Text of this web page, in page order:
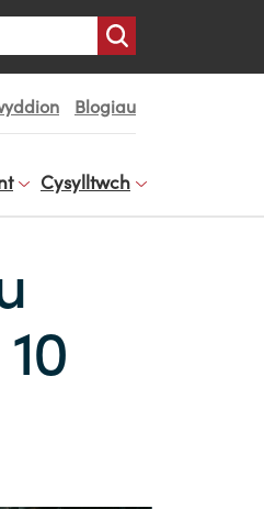
Blogiau
Cysylltwch